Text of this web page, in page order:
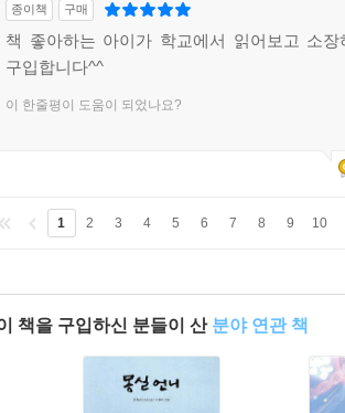
종이책 구매
책 좋아하는 아이가 학교에서 읽어보고 소장
구입합니다^^
이 한줄평이 도움이 되었나요?
1 2 3 4 5 6 7 8 9 10
책을 구입하신 분들이 산 분야 연관 책